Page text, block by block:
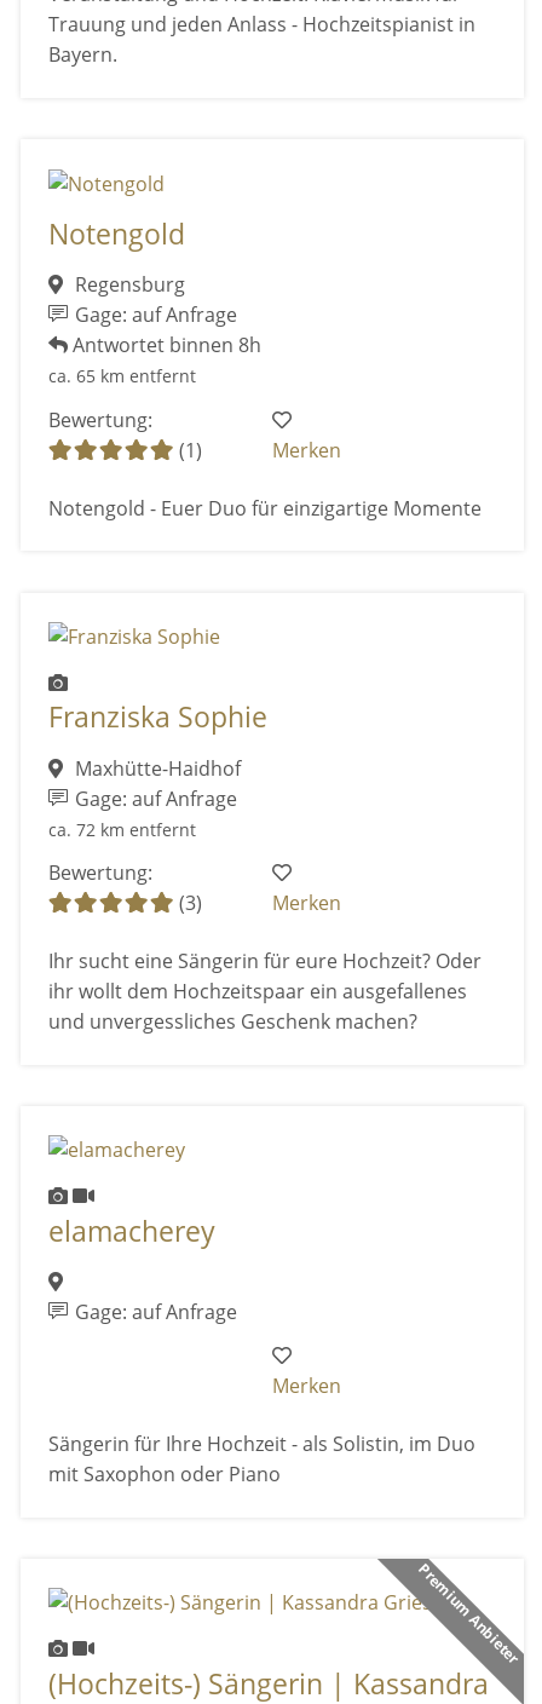
Trauung und jeden Anlass - Hochzeitspianist in
Bayern.
Notengold
Regensburg
Gage: auf Anfrage
Antwortet binnen 8h
ca. 65 km entfernt
Bewertung:
(1)
Merken
Notengold - Euer Duo für einzigartige Momente
Franziska Sophie
Maxhütte-Haidhof
Gage: auf Anfrage
ca. 72 km entfernt
Bewertung:
(3)
Merken
Ihr sucht eine Sängerin für eure Hochzeit? Oder
ihr wollt dem Hochzeitspaar ein ausgefallenes
und unvergessliches Geschenk machen?
elamacherey
Gage: auf Anfrage
Merken
Sängerin für Ihre Hochzeit - als Solistin, im Duo
mit Saxophon oder Piano
Premium Anbieter
(Hochzeits-) Sängerin | Kassandra